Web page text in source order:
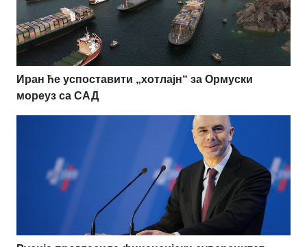
Иран ће успоставити „хотлајн“ за Ормуски
мореуз са САД